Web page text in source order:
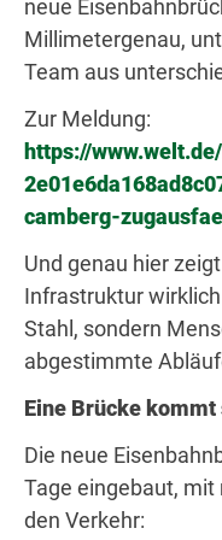
neue
Millimetergenau,
Team aus
Zur Meldung:
https://
camberg-
Und genau hier
Infrastruktur
Stahl, sondern
abgestimmte
Eine Brücke
Die neue
Tage eingebaut,
den Verkehr: